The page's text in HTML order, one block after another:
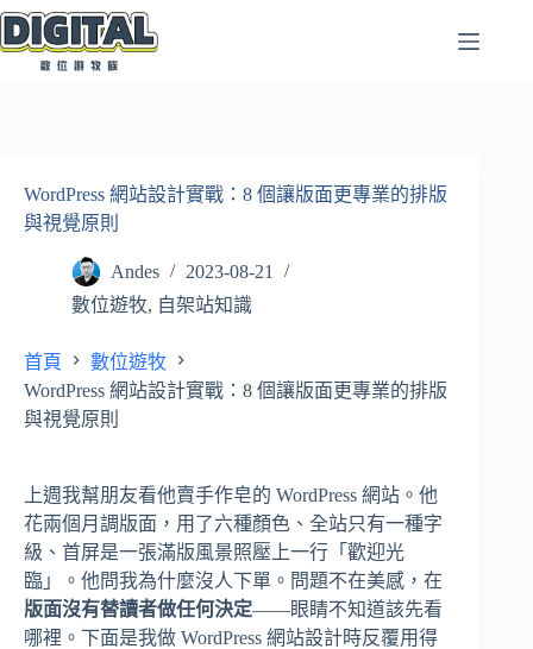
跳
至
WordPress 網站設計實戰：8 個讓版面更專業的排版
與視覺原則
Andes
2023-08-21
數位遊牧, 自架站知識
首頁
數位遊牧
WordPress 網站設計實戰：8 個讓版面更專業的排版
與視覺原則
上週我幫朋友看他賣手作皂的 WordPress 網站。他
花兩個月調版面，用了六種顏色、全站只有一種字
級、首屏是一張滿版風景照壓上一行「歡迎光
臨」。他問我為什麼沒人下單。問題不在美感，在
版面沒有替讀者做任何決定——眼睛不知道該先看
哪裡。下面是我做 WordPress 網站設計時反覆用得